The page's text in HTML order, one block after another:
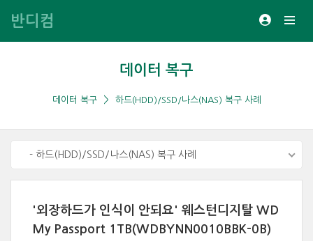
반디컴
데이터 복구
데이터 복구 하드(HDD)/SSD/나스(NAS) 복구 사례
- 하드(HDD)/SSD/나스(NAS) 복구 사례
'외장하드가 인식이 안되요' 웨스턴디지탈 WD
My Passport 1TB(WDBYNN0010BBK-0B)